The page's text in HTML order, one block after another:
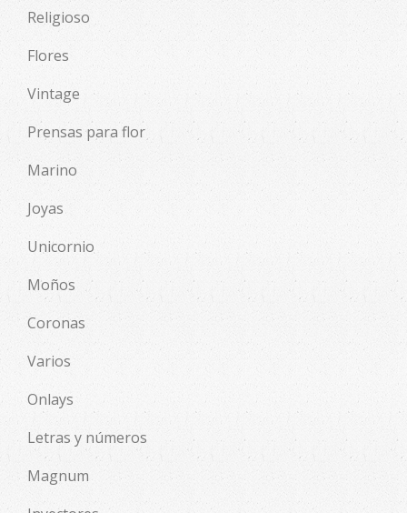
Religioso
Flores
Vintage
Prensas para flor
Marino
Joyas
Unicornio
Moños
Coronas
Varios
Onlays
Letras y números
Magnum